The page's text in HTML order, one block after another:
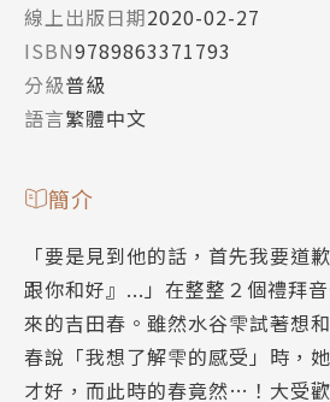
線上出版日期2020-02-27
ISBN9789863371793
分級普級
語言繁體中文
簡介
「要是見到他的話，首先我要道
跟你和好』...」在整整２個禮拜
來的吉田春。雖然水谷雫試著想
春說「我想了解雫的感受」時，
才好，而此時的春竟然…！大受